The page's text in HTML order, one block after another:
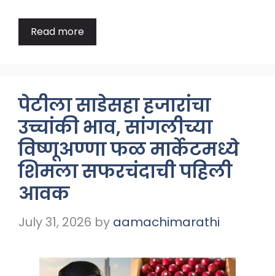
Read more
पेटीला साडेसहा हजारांचा
उच्चांकी भाव, सांगलीच्या
विष्णूअण्णा फळ मार्केटमध्ये
शिमला सफरचंदाची पहिली
आवक
July 31, 2026 by aamachimarathi